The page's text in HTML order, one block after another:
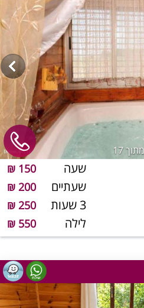
מתוך 17
שעה 150 ₪
שעתיים 200 ₪
3 שעות 250 ₪
לילה 550 ₪